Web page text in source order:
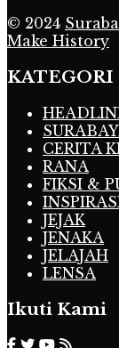
© 2024
Make History
KATEGORI
CERITA
RANA
FIKSI &
JEJAK
JENAKA
JELAJAH
LENSA
Ikuti Kami